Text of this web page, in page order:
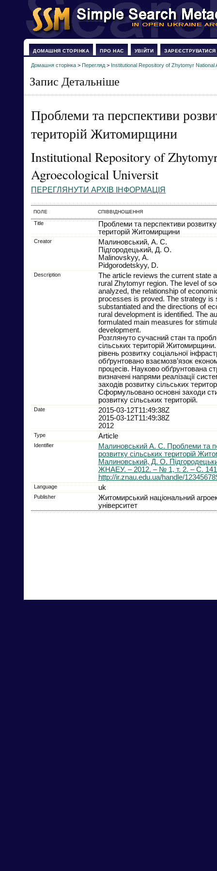
ДОМАШНЯ СТОРІНКА ПРО НАС УВІЙТИ ЗАРЕЄСТРУВАТИСЯ
Домашня сторінка > Перегляд > Institutional Repository of Zhytomyr National
Запис Детальніше
Проблеми та перспективи
територій Житомирщини
Institutional Repository of
Agroecological Universit
ПЕРЕГЛЯНУТИ АРХІВ ІНФОРМАЦІЯ
ПОЛЕ СПІВВІДНОШЕННЯ
Title
Проблеми та перспективи розвитку
територій Житомирщини
Creator
Малиновський, А. С.
Підгородецький, Д. О.
Malinovskyy, А.
Pidgorodetskyy, D.
Description
The article reviews the current state
rural Zhytomyr region. The level of
analyzed, the relationship of
processes is proved. The strategy is
substantiated and the directions of
rural development is identified. The
formulated main measures for
development.
Розглянуто сучасний стан та
сільських територій
рівень розвитку соціальної
обґрунтовано взаємозв’язок
процесів. Науково обґрунтована
визначені напрями реалізації
заходів розвитку сільських
Сформульовано основні заходи
розвитку сільських територій.
Date
2015-03-12T11:49:38Z
2015-03-12T11:49:38Z
2012
Type Article
Identifier
Малиновський А. С. Проблеми та
розвитку сільських територій
Малиновський, Д. О.
ЖНАЕУ. – 2012. – № 1, т. 2. – С.
http://ir.znau.edu.ua/handle/
Language uk
Publisher
Житомирський національний
університет